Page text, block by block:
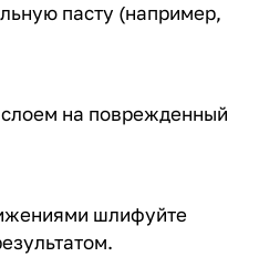
пасту (например,
на поврежденный
шлифуйте